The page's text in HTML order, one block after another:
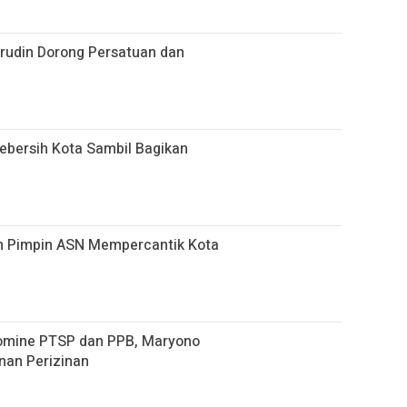
Dorong Persatuan dan
Kota Sambil Bagikan
ASN Mempercantik Kota
PTSP dan PPB, Maryono
Perizinan